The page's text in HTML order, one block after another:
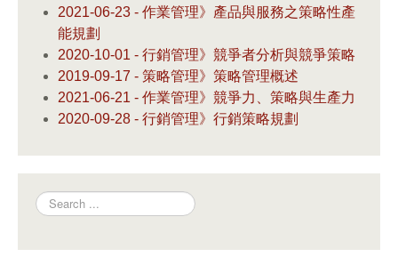
2021-06-23 - 作業管理》產品與服務之策略性產
能規劃
2020-10-01 - 行銷管理》競爭者分析與競爭策略
2019-09-17 - 策略管理》策略管理概述
2021-06-21 - 作業管理》競爭力、策略與生產力
2020-09-28 - 行銷管理》行銷策略規劃
Search